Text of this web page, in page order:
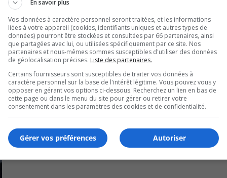
et un visuel pour la première œuvre murale.
En savoir plus
Vos données à caractère personnel seront traitées, et les informations
liées à votre appareil (cookies, identifiants uniques et autres types de
données) pourront être stockées et consultées par 66 partenaires, ainsi
que partagées avec lui, ou utilisées spécifiquement par ce site. Nos
partenaires et nous-mêmes sommes susceptibles d'utiliser des données
de géolocalisation précises. Liste des partenaires.
Certains fournisseurs sont susceptibles de traiter vos données à
caractère personnel sur la base de l'intérêt légitime. Vous pouvez vous y
opposer en gérant vos options ci-dessous. Recherchez un lien en bas de
cette page ou dans le menu du site pour gérer ou retirer votre
consentement dans les paramètres des cookies et de confidentialité.
Autoriser
Gérer vos préférences